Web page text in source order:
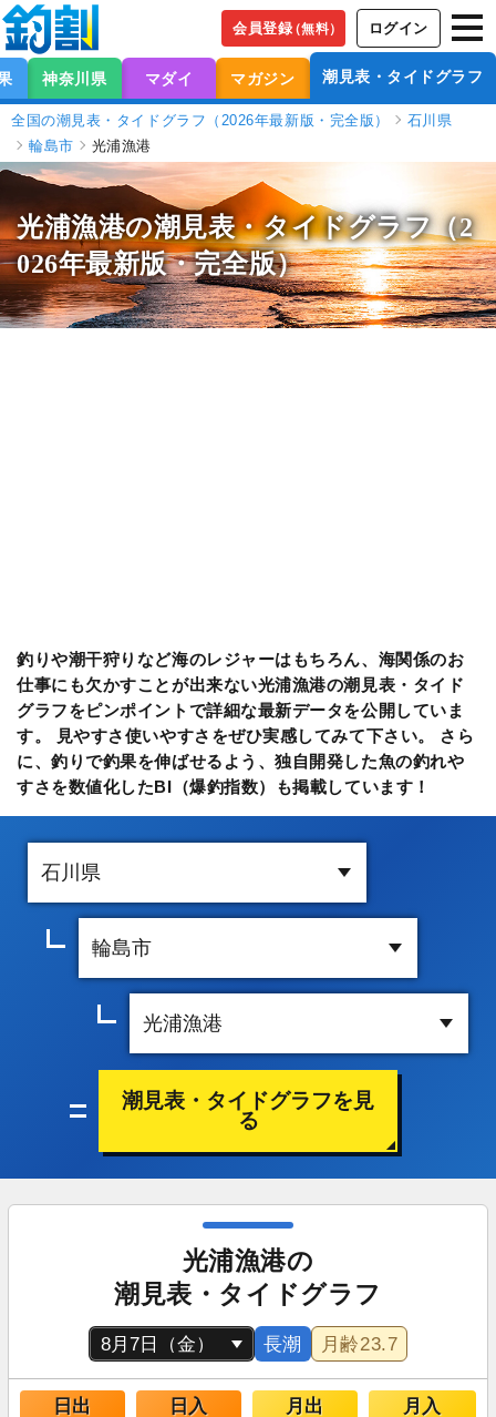
会員登録（無料） ログイン
神奈川県 マダイ マガジン 潮見表・タイドグラフ
全国の潮見表・タイドグラフ（2026年最新版・完全版）
石川県
輪島市
光浦漁港
光浦漁港の潮見表・タイドグラフ（2
026年最新版・完全版）
釣りや潮干狩りなど海のレジャーはもちろん、海関係のお
仕事にも欠かすことが出来ない光浦漁港の潮見表・タイド
グラフをピンポイントで詳細な最新データを公開していま
す。 見やすさ使いやすさをぜひ実感してみて下さい。 さら
に、釣りで釣果を伸ばせるよう、独自開発した魚の釣れや
すさを数値化したBI（爆釣指数）も掲載しています！
潮見表・タイドグラフを見
る
光浦漁港の
潮見表・タイドグラフ
長潮 月齢23.7
日出 日入 月出 月入